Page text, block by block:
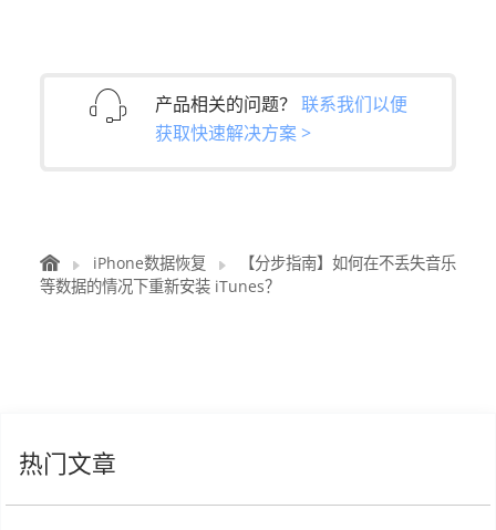
产品相关的问题？ 联系我们以便
获取快速解决方案 >
iPhone数据恢复
【分步指南】如何在不丢失音乐
等数据的情况下重新安装 iTunes？
热门文章